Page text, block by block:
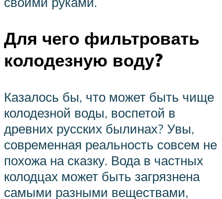
Для чего фильтровать
колодезную воду?
Казалось бы, что может быть чище
колодезной воды, воспетой в
древних русских былинах? Увы,
современная реальность совсем не
похожа на сказку. Вода в частных
колодцах может быть загрязнена
самыми разными веществами,